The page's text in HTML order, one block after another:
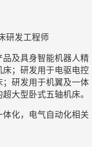
研发工程师
及具身智能机器人精
；研发用于电驱电控
研发用于机翼及一体
大型卧式五轴机床。
化，电气自动化相关